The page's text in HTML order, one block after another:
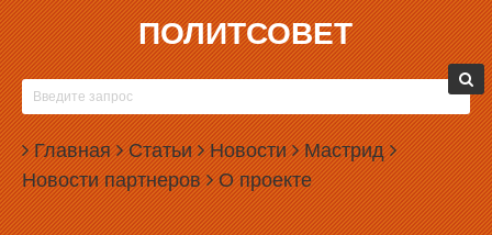
ПОЛИТСОВЕТ
Главная Статьи Новости Мастрид
Новости партнеров О проекте
04.03.2013, 09:31
В ЕКАТЕРИНБУРГЕ ВНОВЬ СГОРЕЛИ
СТРОИТЕЛИ
В выходные в Екатеринбурге произошел очередной пожар на
стройке. В сгоревших строительных вагончиках погибло трое
рабочих.